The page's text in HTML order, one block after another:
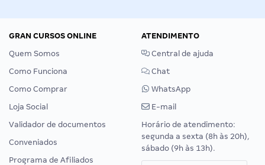
GRAN CURSOS ONLINE
Quem Somos
Como Funciona
Como Comprar
Loja Social
Validador de documentos
Conveniados
Programa de Afiliados
ATENDIMENTO
Central de ajuda
Chat
WhatsApp
E-mail
Horário de atendimento:
segunda a sexta (8h às 20h),
sábado (9h às 13h).